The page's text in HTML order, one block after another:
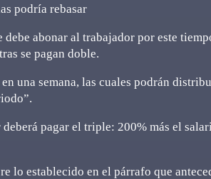
podría rebasar
abonar al trabajador por este
se pagan doble.
una semana, las cuales podrán
pagar el triple: 200% más el
lo establecido en el párrafo que